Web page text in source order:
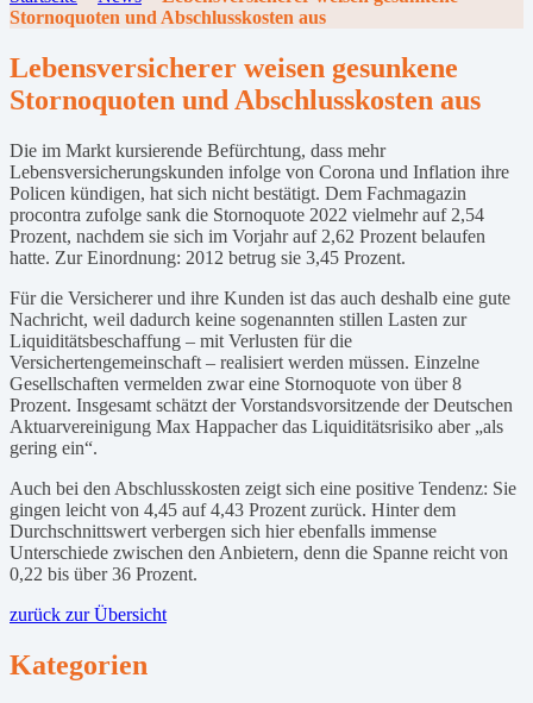
Stornoquoten und Abschlusskosten aus
Lebensversicherer weisen gesunkene
Stornoquoten und Abschlusskosten aus
Die im Markt kursierende Befürchtung, dass mehr
Lebensversicherungskunden infolge von Corona und Inflation ihre
Policen kündigen, hat sich nicht bestätigt. Dem Fachmagazin
procontra zufolge sank die Stornoquote 2022 vielmehr auf 2,54
Prozent, nachdem sie sich im Vorjahr auf 2,62 Prozent belaufen
hatte. Zur Einordnung: 2012 betrug sie 3,45 Prozent.
Für die Versicherer und ihre Kunden ist das auch deshalb eine gute
Nachricht, weil dadurch keine sogenannten stillen Lasten zur
Liquiditätsbeschaffung – mit Verlusten für die
Versichertengemeinschaft – realisiert werden müssen. Einzelne
Gesellschaften vermelden zwar eine Stornoquote von über 8
Prozent. Insgesamt schätzt der Vorstandsvorsitzende der Deutschen
Aktuarvereinigung Max Happacher das Liquiditätsrisiko aber „als
gering ein“.
Auch bei den Abschlusskosten zeigt sich eine positive Tendenz: Sie
gingen leicht von 4,45 auf 4,43 Prozent zurück. Hinter dem
Durchschnittswert verbergen sich hier ebenfalls immense
Unterschiede zwischen den Anbietern, denn die Spanne reicht von
0,22 bis über 36 Prozent.
zurück zur Übersicht
Kategorien